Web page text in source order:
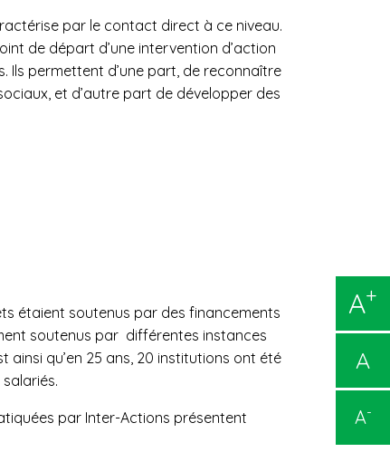
A+
A
A-
par le contact direct à ce niveau.
de départ d’une intervention d’action
Ils permettent d’une part, de reconnaître
et d’autre part de développer des
étaient soutenus par des financements
soutenus par différentes instances
ainsi qu’en 25 ans, 20 institutions ont été
par Inter-Actions présentent